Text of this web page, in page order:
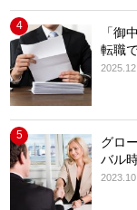
4
「御
転職
5
グロ
バル